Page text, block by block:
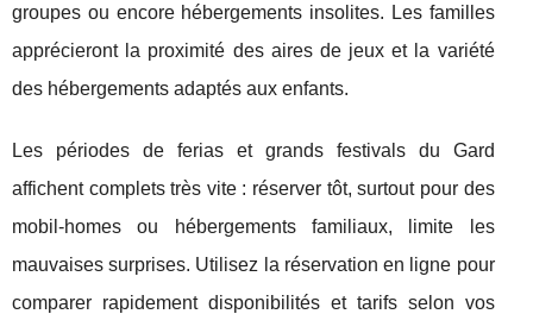
groupes ou encore hébergements insolites. Les familles
apprécieront la proximité des aires de jeux et la variété
des hébergements adaptés aux enfants.
Les périodes de ferias et grands festivals du Gard
affichent complets très vite : réserver tôt, surtout pour des
mobil-homes ou hébergements familiaux, limite les
mauvaises surprises. Utilisez la réservation en ligne pour
comparer rapidement disponibilités et tarifs selon vos